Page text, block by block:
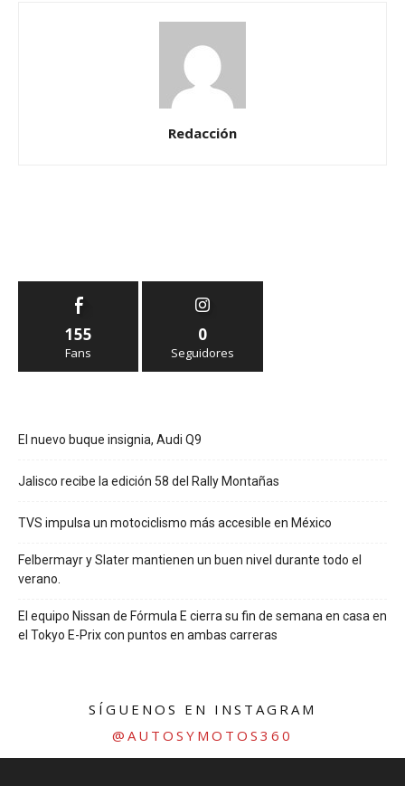
Redacción
155
Fans
0
Seguidores
El nuevo buque insignia, Audi Q9
Jalisco recibe la edición 58 del Rally Montañas
TVS impulsa un motociclismo más accesible en México
Felbermayr y Slater mantienen un buen nivel durante todo el
verano.
El equipo Nissan de Fórmula E cierra su fin de semana en casa en
el Tokyo E-Prix con puntos en ambas carreras
SÍGUENOS EN INSTAGRAM
@AUTOSYMOTOS360